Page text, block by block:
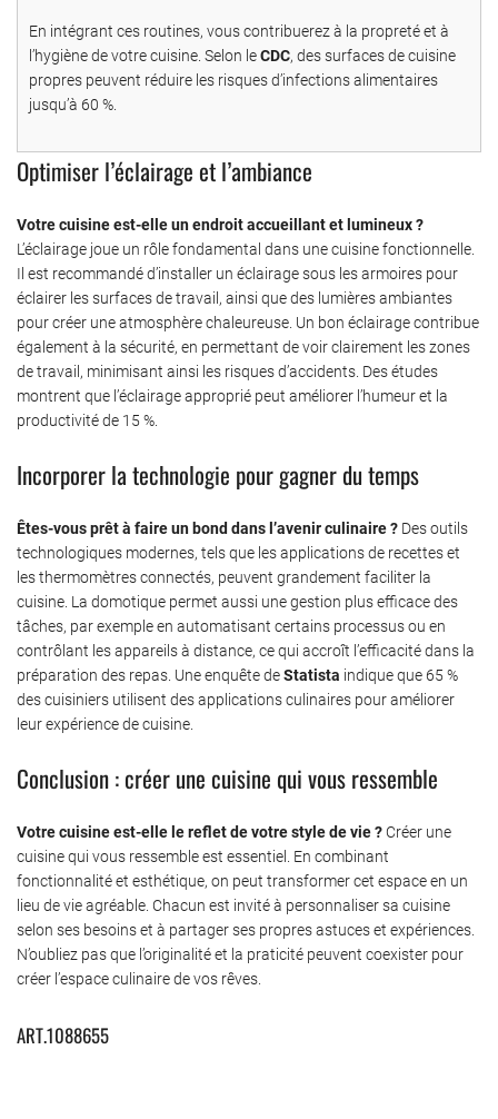
En intégrant ces routines, vous contribuerez à la propreté et à
l’hygiène de votre cuisine. Selon leCDC, des surfaces de cuisine
propres peuvent réduire les risques d’infections alimentaires
jusqu’à 60 %.
Optimiser l’éclairage et l’ambiance
Votre cuisine est-elle un endroit accueillant et lumineux ?
L’éclairage joue un rôle fondamental dans une cuisine fonctionnelle.
Il est recommandé d’installer un éclairage sous les armoires pour
éclairer les surfaces de travail, ainsi que des lumières ambiantes
pour créer une atmosphère chaleureuse. Un bon éclairage contribue
également à la sécurité, en permettant de voir clairement les zones
de travail, minimisant ainsi les risques d’accidents. Des études
montrent que l’éclairage approprié peut améliorer l’humeur et la
productivité de 15 %.
Incorporer la technologie pour gagner du temps
Êtes-vous prêt à faire un bond dans l’avenir culinaire ? Des outils
technologiques modernes, tels que les applications de recettes et
les thermomètres connectés, peuvent grandement faciliter la
cuisine. La domotique permet aussi une gestion plus efficace des
tâches, par exemple en automatisant certains processus ou en
contrôlant les appareils à distance, ce qui accroît l’efficacité dans la
préparation des repas. Une enquête deStatista indique que 65 %
des cuisiniers utilisent des applications culinaires pour améliorer
leur expérience de cuisine.
Conclusion : créer une cuisine qui vous ressemble
Votre cuisine est-elle le reflet de votre style de vie ? Créer une
cuisine qui vous ressemble est essentiel. En combinant
fonctionnalité et esthétique, on peut transformer cet espace en un
lieu de vie agréable. Chacun est invité à personnaliser sa cuisine
selon ses besoins et à partager ses propres astuces et expériences.
N’oubliez pas que l’originalité et la praticité peuvent coexister pour
créer l’espace culinaire de vos rêves.
ART.1088655